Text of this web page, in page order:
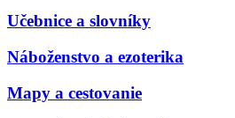
Učebnice a slovníky
Náboženstvo a ezoterika
Mapy a cestovanie